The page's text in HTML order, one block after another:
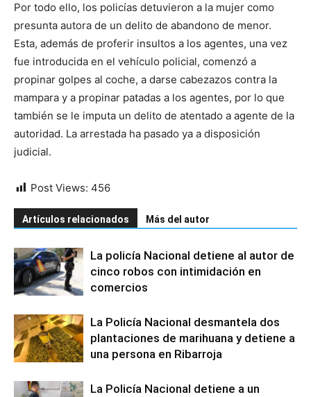
Por todo ello, los policías detuvieron a la mujer como
presunta autora de un delito de abandono de menor.
Esta, además de proferir insultos a los agentes, una vez
fue introducida en el vehículo policial, comenzó a
propinar golpes al coche, a darse cabezazos contra la
mampara y a propinar patadas a los agentes, por lo que
también se le imputa un delito de atentado a agente de la
autoridad. La arrestada ha pasado ya a disposición
judicial.
Post Views: 456
Artículos relacionados Más del autor
La policía Nacional detiene al autor de
cinco robos con intimidación en
comercios
La Policía Nacional desmantela dos
plantaciones de marihuana y detiene a
una persona en Ribarroja
La Policía Nacional detiene a un